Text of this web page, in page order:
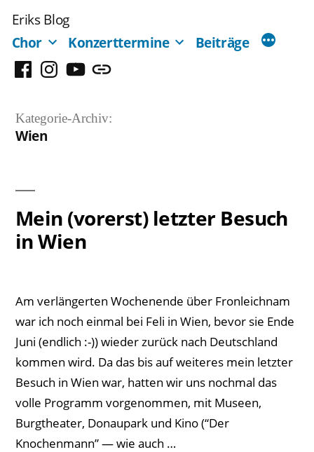
Inhalt
springen
Eriks Blog
Chor
Konzerttermine Beiträge
FacebookInstagram
YouTubeMastodon
Kategorie-Archiv:
Wien
Mein (vorerst) letzter Besuch
in Wien
Am verlängerten Wochenende über Fronleichnam
war ich noch einmal bei Feli in Wien, bevor sie Ende
Juni (endlich :-)) wieder zurück nach Deutschland
kommen wird. Da das bis auf weiteres mein letzter
Besuch in Wien war, hatten wir uns nochmal das
volle Programm vorgenommen, mit Museen,
Burgtheater, Donaupark und Kino (“Der
Knochenmann” — wie auch …